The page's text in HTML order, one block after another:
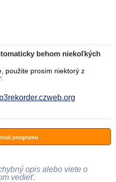
behom niekoľkých
použite prosím niektorý z
programu
opis alebo viete o
vedieť.